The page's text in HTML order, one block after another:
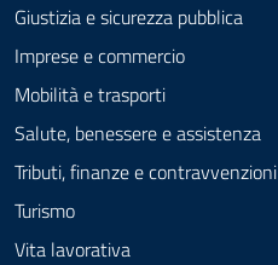
Giustizia e sicurezza pubblica
Imprese e commercio
Mobilità e trasporti
Salute, benessere e assistenza
Tributi, finanze e contravvenzioni
Turismo
Vita lavorativa